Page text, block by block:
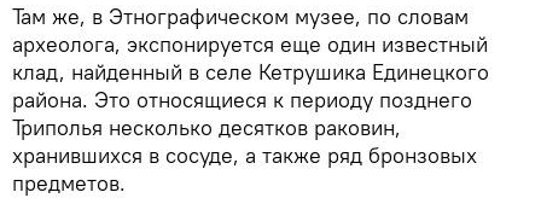
Там же, в Этнографическом музее, по словам
археолога, экспонируется еще один известный
клад, найденный в селе Кетрушика Единецкого
района. Это относящиеся к периоду позднего
Триполья несколько десятков раковин,
хранившихся в сосуде, а также ряд бронзовых
предметов.